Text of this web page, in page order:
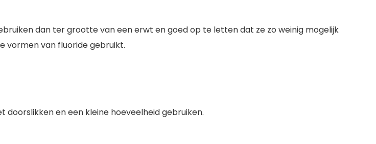
dan ter grootte van een erwt en goed op te letten dat ze zo weinig mogelijk
vormen van fluoride gebruikt.
doorslikken en een kleine hoeveelheid gebruiken.